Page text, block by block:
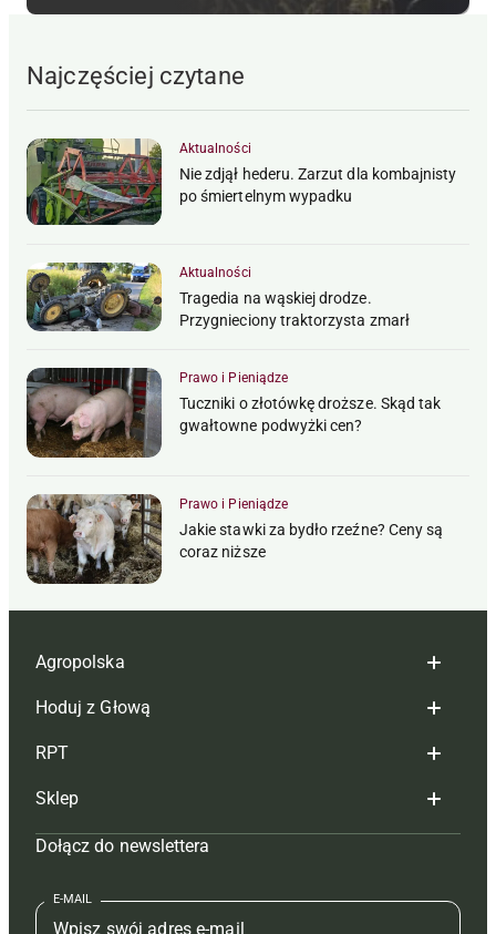
Najczęściej czytane
Aktualności
Nie zdjął hederu. Zarzut dla kombajnisty
po śmiertelnym wypadku
Aktualności
Tragedia na wąskiej drodze.
Przygnieciony traktorzysta zmarł
Prawo i Pieniądze
Tuczniki o złotówkę droższe. Skąd tak
gwałtowne podwyżki cen?
Prawo i Pieniądze
Jakie stawki za bydło rzeźne? Ceny są
coraz niższe
Agropolska
Redakcja
Reklama
Tagi
Mapa serwisu
Kontakt
Hoduj z Głową
Hoduj z głową bydło
Hoduj z głową świnie
Prenumerata
Redakcja
RPT
Redakcja
Prenumerata
Reklama
Sklep
Czasopisma i prenumerata
Książki
Dołącz do newslettera
E-MAIL